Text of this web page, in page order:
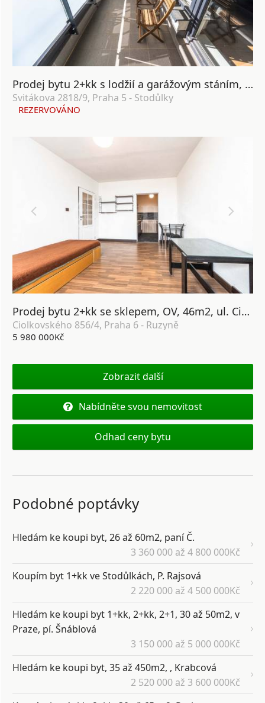
Prodej bytu 2+kk s lodžií a garážovým stáním, OV, 58m², ul. Svitákova 2818/9, Praha 5 - Stodůlky
Svitákova 2818/9, Praha 5 - Stodůlky
REZERVOVÁNO
Prodej bytu 2+kk se sklepem, OV, 46m2, ul. Ciolkovského 856/4, Praha 6 - Ruzyně
Ciolkovského 856/4, Praha 6 - Ruzyně
5 980 000Kč
Zobrazit další
Nabídněte svou nemovitost
Odhad ceny bytu
Podobné poptávky
Hledám ke koupi byt, 26 až 60m2, paní Č.
3 360 000 až 4 800 000Kč
Koupím byt 1+kk ve Stodůlkách, P. Rajsová
2 220 000 až 4 500 000Kč
Hledám ke koupi byt 1+kk, 2+kk, 2+1, 30 až 50m2, v
Praze, pí. Šnáblová
3 150 000 až 5 000 000Kč
Hledám ke koupi byt, 35 až 450m2, , Krabcová
2 520 000 až 3 600 000Kč